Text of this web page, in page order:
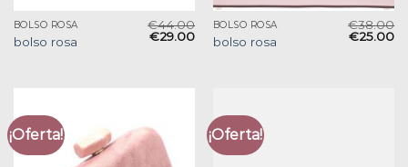
BOLSO ROSA
bolso rosa
€44.00
€29.00
BOLSO ROSA
bolso rosa
€38.00
€25.00
¡Oferta! ¡Oferta!